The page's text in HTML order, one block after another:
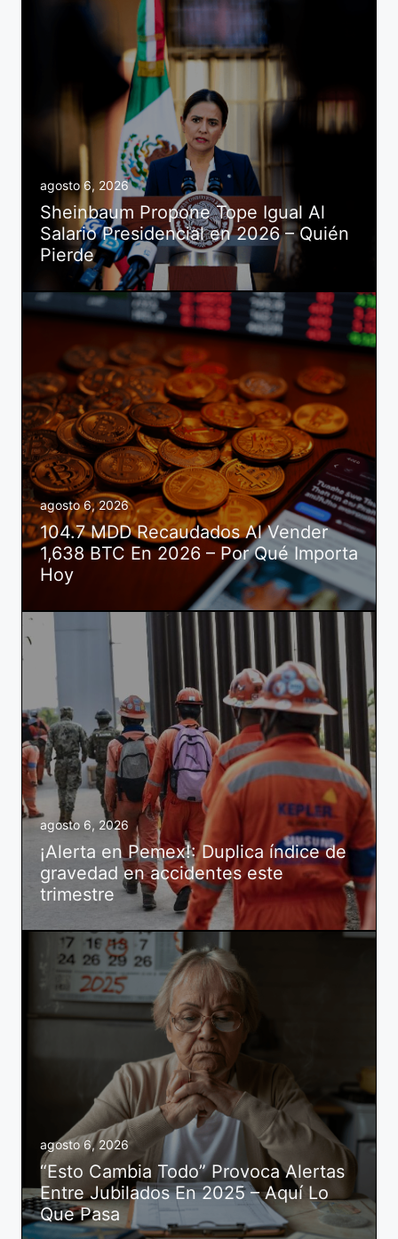
agosto 6, 2026
Sheinbaum Propone Tope Igual Al
Salario Presidencial en 2026 – Quién
Pierde
agosto 6, 2026
104.7 MDD Recaudados Al Vender
1,638 BTC En 2026 – Por Qué Importa
Hoy
agosto 6, 2026
¡Alerta en Pemex!: Duplica índice de
gravedad en accidentes este
trimestre
agosto 6, 2026
“Esto Cambia Todo” Provoca Alertas
Entre Jubilados En 2025 – Aquí Lo
Que Pasa